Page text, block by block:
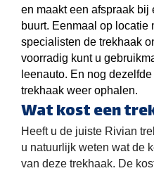
en maakt een afspraak
buurt. Eenmaal op locatie
specialisten de trekhaak
voorradig kunt u
leenauto. En nog
trekhaak weer ophalen.
Wat kost een
Heeft u de juiste Rivian
u natuurlijk weten wat de
van deze trekhaak. De